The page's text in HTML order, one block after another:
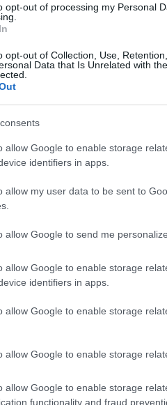
opt-out of processing my Personal
opt-out of Collection, Use,
Data that Is Unrelated with
allow Google to enable storage
identifiers in apps.
allow my user data to be sent to
allow Google to send me
allow Google to enable storage
identifiers in apps.
allow Google to enable storage
allow Google to enable storage
allow Google to enable storage
functionality and fraud
la diversity. Del Vigo
a cancellare il voto
amore”.